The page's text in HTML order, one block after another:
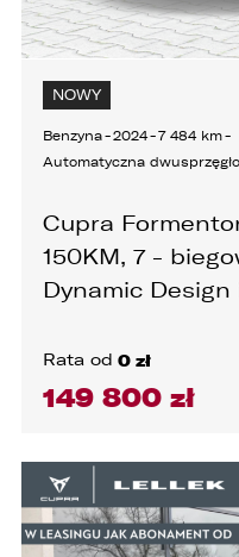
NOWY
Benzyna-2024-7 484 km-
Automatyczna
Cupra
150KM, 7 -
Dynamic Design
Rata od 0 zł
149 800 zł